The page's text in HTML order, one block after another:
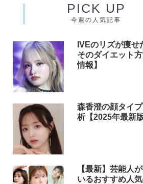
PICK UP
今週の人気記事
IVEのリズが痩せ
そのダイエット
情報】
森香澄の顔タイ
析【2025年最新版
【最新】芸能人
いるおすすめ人